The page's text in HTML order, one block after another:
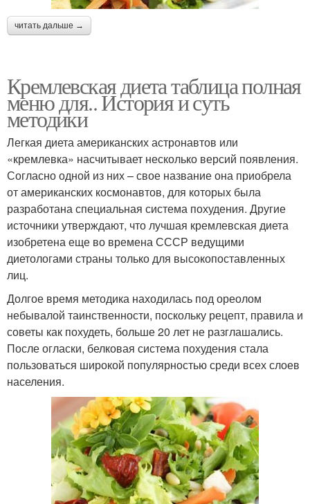
читать дальше →
Кремлевская диета таблица полная
меню для.. История и суть
методики
Легкая диета американских астронавтов или
«кремлевка» насчитывает несколько версий появления.
Согласно одной из них – свое название она приобрела
от американских космонавтов, для которых была
разработана специальная система похудения. Другие
источники утверждают, что лучшая кремлевская диета
изобретена еще во времена СССР ведущими
диетологами страны только для высокопоставленных
лиц.
Долгое время методика находилась под ореолом
небывалой таинственности, поскольку рецепт, правила и
советы как похудеть, больше 20 лет не разглашались.
После огласки, белковая система похудения стала
пользоваться широкой популярностью среди всех слоев
населения.